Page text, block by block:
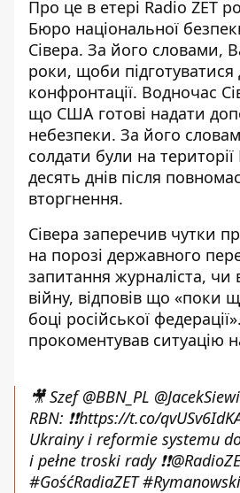
Про це в етері Radio ZET
Бюро національної
Сівера. За його словами,
роки, щоби
конфронтації. Водночас
що США готові надати
небезпеки. За його
солдати були на
десять днів після
вторгнення.
Сівера заперечив чутки
на порозі державного
запитання журналіста, чи
війну, відповів що «поки
боці російської
прокоментував ситуацію
🎥 Szef@BBN_PL
RBN: ❗️❗️https://t.co/
Ukrainy i reformie systemu
i pełne troski rady ❗️❗️
#GośćRadiaZET #Rymanowski